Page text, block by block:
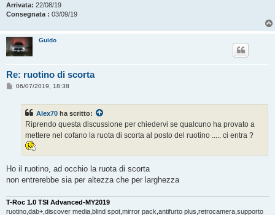
Arrivata: 22/08/19
Consegnata : 03/09/19
Guido
Re: ruotino di scorta
M06/07/2019, 18:38
Alex70 ha scritto:
Riprendo questa discussione per chiedervi se qualcuno ha provato a
mettere nel cofano la ruota di scorta al posto del ruotino ..... ci entra ?
Ho il ruotino, ad occhio la ruota di scorta
non entrerebbe sia per altezza che per larghezza
T-Roc 1.0 TSI Advanced-MY2019
ruotino,dab+,discover media,blind spot,mirror pack,antifurto plus,retrocamera,supporto